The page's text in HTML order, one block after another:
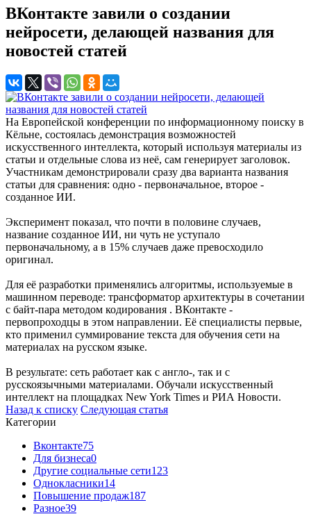
ВКонтакте завили о создании
нейросети, делающей названия для
новостей статей
На Европейской конференции по информационному поиску в
Кёльне, состоялась демонстрация возможностей
искусственного интеллекта, который используя материалы из
статьи и отдельные слова из неё, сам генерирует заголовок.
Участникам демонстрировали сразу два варианта названия
статьи для сравнения: одно - первоначальное, второе -
созданное ИИ.
Эксперимент показал, что почти в половине случаев,
название созданное ИИ, ни чуть не уступало
первоначальному, а в 15% случаев даже превосходило
оригинал.
Для её разработки применялись алгоритмы, используемые в
машинном переводе: трансформатор архитектуры в сочетании
с байт-пара методом кодирования . ВКонтакте -
первопроходцы в этом направлении. Её специалисты первые,
кто применил суммирование текста для обучения сети на
материалах на русском языке.
В результате: сеть работает как с англо-, так и с
русскоязычными материалами. Обучали искусственный
интеллект на площадках New York Times и РИА Новости.
Назад к списку Следующая статья
Категории
Вконтакте75
Для бизнеса0
Другие социальные сети123
Однокласники14
Повышение продаж187
Разное39